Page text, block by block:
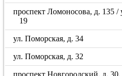
проспект Ломоносова, д. 135 /
19
ул. Поморская, д. 34
ул. Поморская, д. 32
проспект Новгородский, д. 30,